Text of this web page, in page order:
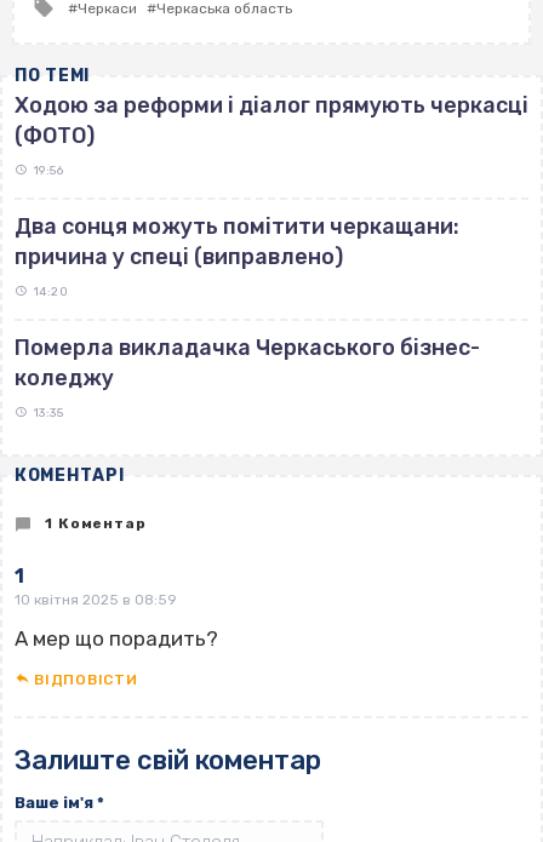
Черкаси Черкаська область
ПО ТЕМІ
Ходою за реформи і діалог прямують черкасці
(ФОТО)
19:56
Два сонця можуть помітити черкащани:
причина у спеці (виправлено)
14:20
Померла викладачка Черкаського бізнес-
коледжу
13:35
КОМЕНТАРІ
1 Коментар
1
10 квітня 2025 в 08:59
А мер що порадить?
ВІДПОВІCТИ
Залиште свій коментар
Ваше ім'я *